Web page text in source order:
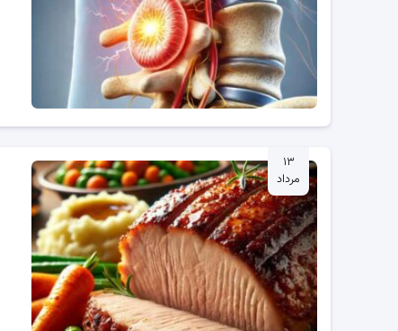
۱۳
مرداد